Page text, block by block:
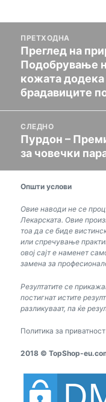
навигација
ПРЕТХОДНА
Назад
пост:
Преглед на
Подобрување
кожата додека
брадавиците
СЛЕДНО
Нареден
пост:
Пурдон –
за човечки
Општи услови
Овие наводи не се
Лекарската. Овие
тоа да се биде
или спречување
овој сајт е наменет
замена за
Резултатите се
постигнат истите
разликуваат, па ќе
Политика за приватност
2018 © TopShop-